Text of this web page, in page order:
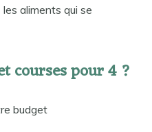
aliments qui se
courses pour 4 ?
budget